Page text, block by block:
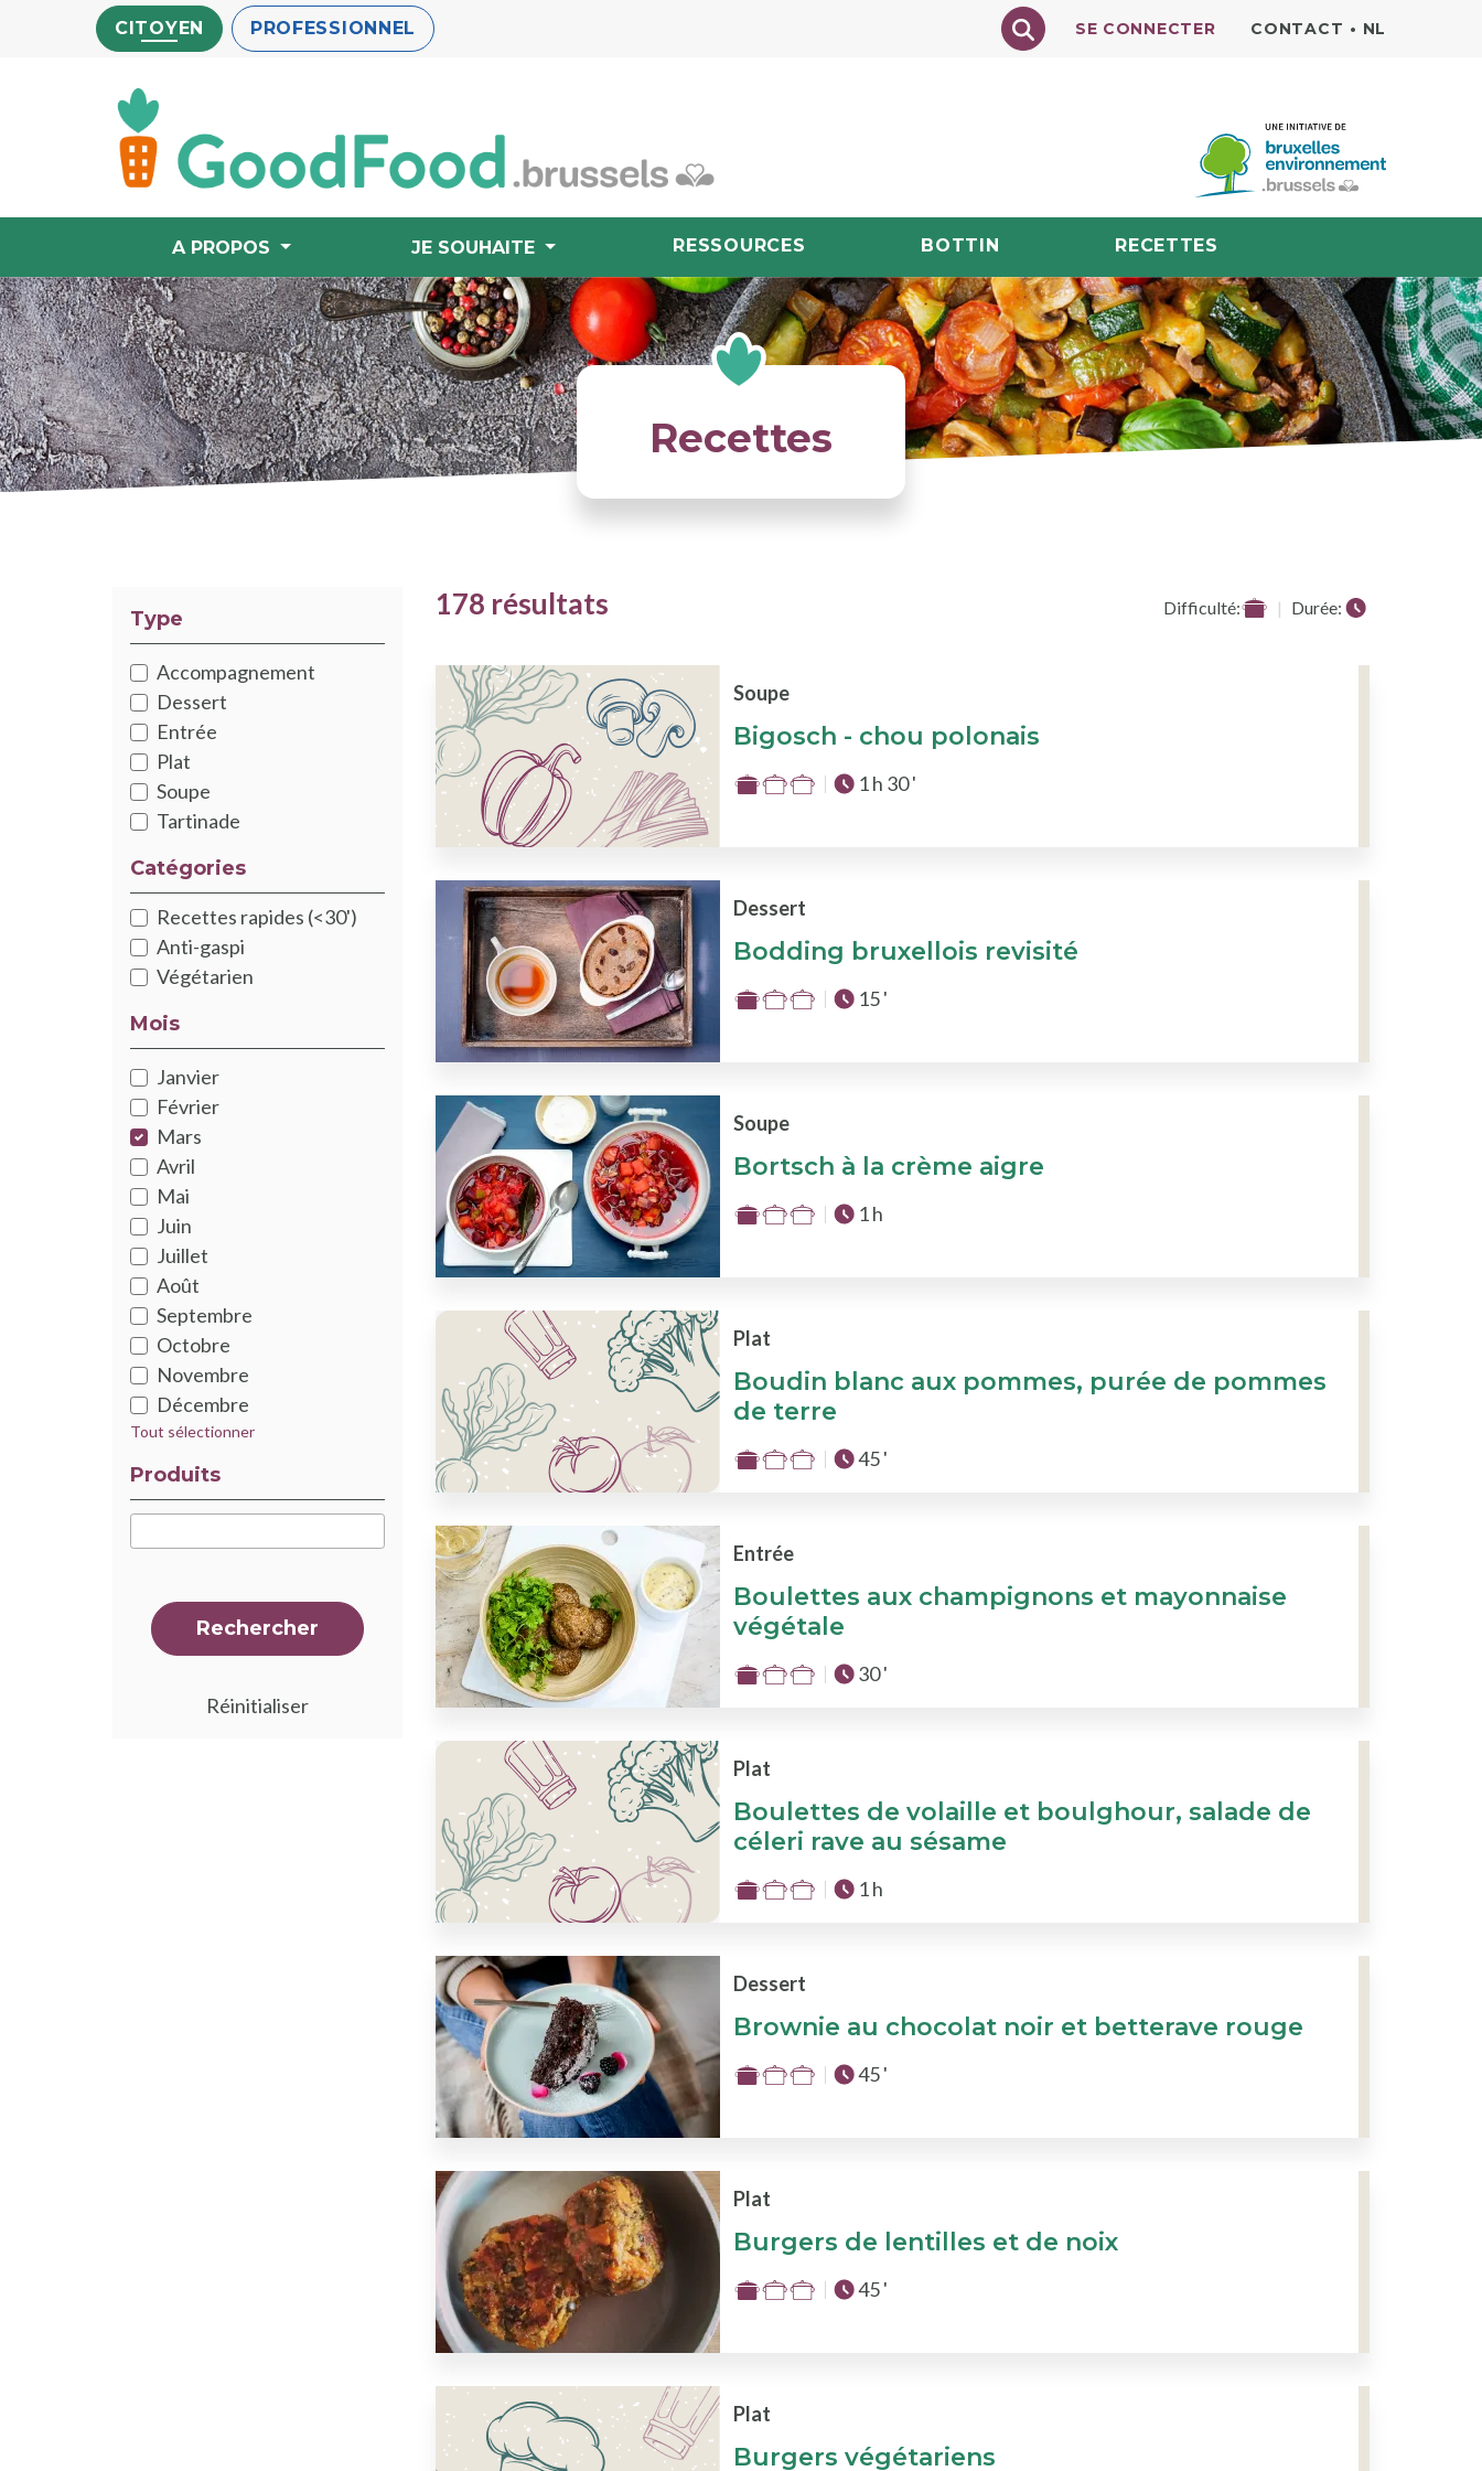
CITOYEN PROFESSIONNEL Texte à rechercher
SE CONNECTER CONTACT • NL
A PROPOS JE SOUHAITE RESSOURCES BOTTIN RECETTES
Recettes
Type
Accompagnement
Dessert
Entrée
Plat
Soupe
Tartinade
Catégories
Recettes rapides (<30')
Anti-gaspi
Végétarien
Mois
Tout sélectionner
Janvier
Février
Mars
Avril
Mai
Juin
Juillet
Août
Septembre
Octobre
Novembre
Décembre
Produits
Rechercher
Réinitialiser
178 résultats Difficulté: Durée:
Bigosch - chou polonais
Soupe
Difficulté
3
Temps total :
1 h 30 '
Bodding bruxellois revisité
Dessert
Difficulté
3
Temps total :
15 '
Bortsch à la crème aigre
Soupe
Difficulté
3
Temps total :
1 h
Boudin blanc aux pommes, purée de pommes
de terre
Plat
Difficulté
sur
Temps total :
45 '
Boulettes aux champignons et mayonnaise
végétale
Entrée
Difficulté
sur
Temps total :
30 '
Boulettes de volaille et boulghour, salade de
céleri rave au sésame
Plat
Difficulté
sur
Temps total :
1 h
Brownie au chocolat noir et betterave rouge
Dessert
Difficulté
3
Temps total :
45 '
Burgers de lentilles et de noix
Plat
Difficulté
3
Temps total :
45 '
Burgers végétariens
Plat